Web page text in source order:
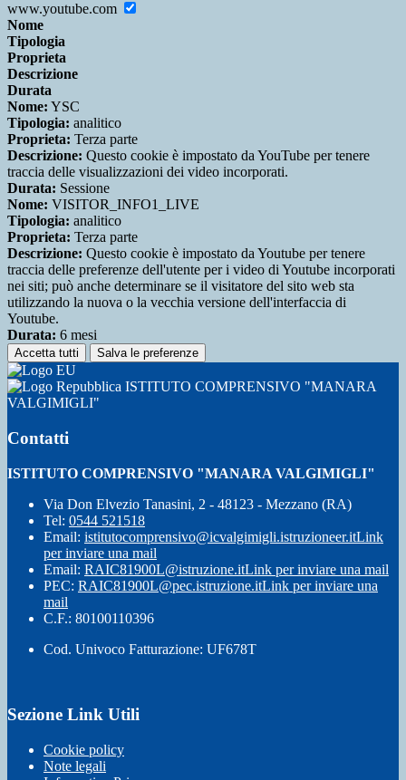
www.youtube.com
Nome
Tipologia
Proprieta
Descrizione
Durata
Nome: YSC
Tipologia: analitico
Proprieta: Terza parte
Descrizione: Questo cookie è impostato da YouTube per tenere
traccia delle visualizzazioni dei video incorporati.
Durata: Sessione
Nome: VISITOR_INFO1_LIVE
Tipologia: analitico
Proprieta: Terza parte
Descrizione: Questo cookie è impostato da Youtube per tenere
traccia delle preferenze dell'utente per i video di Youtube incorporati
nei siti; può anche determinare se il visitatore del sito web sta
utilizzando la nuova o la vecchia versione dell'interfaccia di
Youtube.
Durata: 6 mesi
Accetta tutti Salva le preferenze
ISTITUTO COMPRENSIVO "MANARA
VALGIMIGLI"
Contatti
ISTITUTO COMPRENSIVO "MANARA VALGIMIGLI"
Via Don Elvezio Tanasini, 2 - 48123 - Mezzano (RA)
Tel: 0544 521518
Email: istitutocomprensivo@icvalgimigli.istruzioneer.itLink
per inviare una mail
Email: RAIC81900L@istruzione.itLink per inviare una mail
PEC: RAIC81900L@pec.istruzione.itLink per inviare una
mail
C.F.: 80100110396
Cod. Univoco Fatturazione: UF678T
Sezione Link Utili
Cookie policy
Note legali